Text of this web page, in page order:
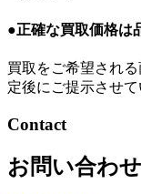
●正確な買取価格は
買取をご希望され
定後にご提示させて
Contact
お問い合わせ